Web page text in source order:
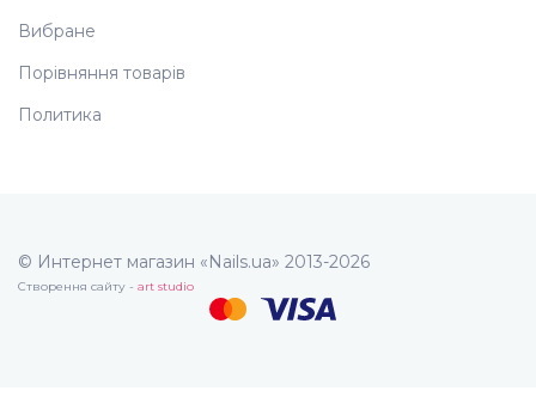
Вибране
Порівняння товарів
Политика
© Интернет магазин «Nails.ua» 2013-2026
Створення сайту - art studio